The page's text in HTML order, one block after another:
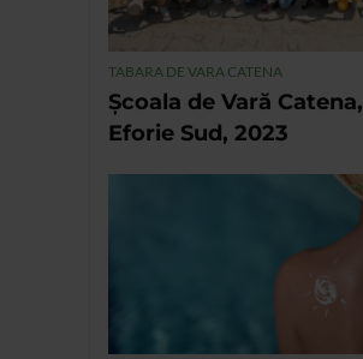
TABARA DE VARA CATENA
Școala de Vară Catena,
Eforie Sud, 2023